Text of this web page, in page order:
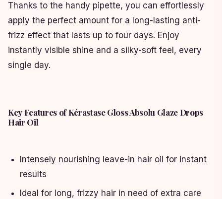
Thanks to the handy pipette, you can effortlessly
apply the perfect amount for a long-lasting anti-
frizz effect that lasts up to four days. Enjoy
instantly visible shine and a silky-soft feel, every
single day.
Key Features of Kérastase Gloss Absolu Glaze Drops
Hair Oil
Intensely nourishing leave-in hair oil for instant
results
Ideal for long, frizzy hair in need of extra care